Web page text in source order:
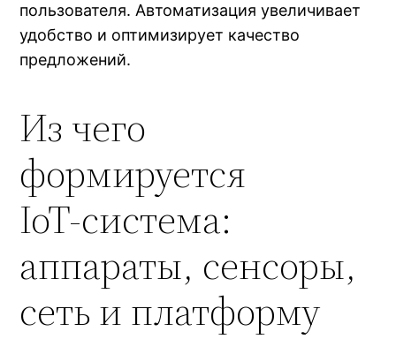
пользователя. Автоматизация увеличивает
удобство и оптимизирует качество
предложений.
Из чего
формируется
IoT‑система:
аппараты, сенсоры,
сеть и платформу